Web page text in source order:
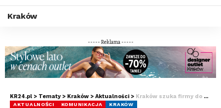
Kraków
----- Reklama -----
KR24.pl > Tematy > Kraków > Aktualności > Kraków szuka firmy do szlifowania tramwajowych torów. Jest dwóch kandydatów
AKTUALNOŚCI KOMUNIKACJA KRAKÓW